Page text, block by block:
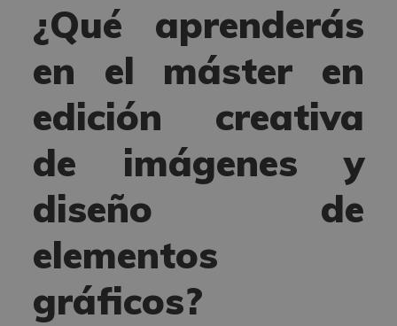
¿Qué aprenderás
en el máster en
edición creativa
de imágenes y
diseño de
elementos
gráficos?